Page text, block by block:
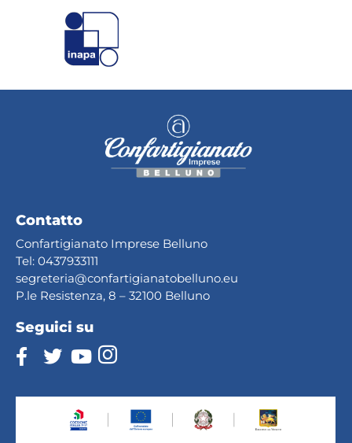
Contatto
Confartigianato Imprese Belluno
Tel: 0437933111
segreteria@confartigianatobelluno.eu
P.le Resistenza, 8 – 32100 Belluno
Seguici su